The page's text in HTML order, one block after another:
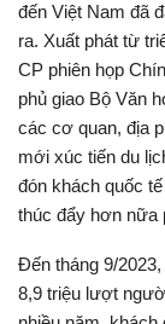
đến Việt Nam đã
ra. Xuất phát từ
CP phiên họp
phủ giao Bộ Văn
các cơ quan, địa
mới xúc tiến du
đón khách quốc
thúc đẩy hơn nữa
Đến tháng 9/
8,9 triệu lượt